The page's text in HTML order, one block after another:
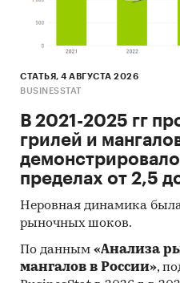
СТАТЬЯ, 4 АВГУСТА 2026
BUSINESSTAT
В 2021-2025 гг
грилей и
пределах от 2,5
Неровная динамика
рыночных шоков.
По данным «Анализа
мангалов в России»,